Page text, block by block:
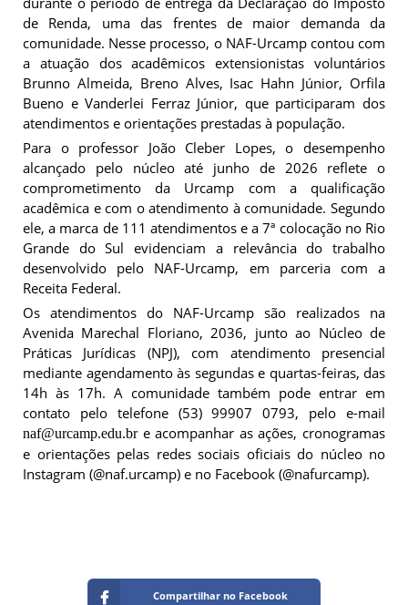
de Renda, uma das frentes de maior demanda da
comunidade. Nesse processo, o NAF-Urcamp contou com
a atuação dos acadêmicos extensionistas voluntários
Brunno Almeida, Breno Alves, Isac Hahn Júnior, Orfila
Bueno e Vanderlei Ferraz Júnior, que participaram dos
atendimentos e orientações prestadas à população.
Para o professor João Cleber Lopes, o desempenho
alcançado pelo núcleo até junho de 2026 reflete o
comprometimento da Urcamp com a qualificação
acadêmica e com o atendimento à comunidade. Segundo
ele, a marca de 111 atendimentos e a 7ª colocação no Rio
Grande do Sul evidenciam a relevância do trabalho
desenvolvido pelo NAF-Urcamp, em parceria com a
Receita Federal.
Os atendimentos do NAF-Urcamp são realizados na
Avenida Marechal Floriano, 2036, junto ao Núcleo de
Práticas Jurídicas (NPJ), com atendimento presencial
mediante agendamento às segundas e quartas-feiras, das
14h às 17h. A comunidade também pode entrar em
contato pelo telefone (53) 99907 0793, pelo e-mail
naf@urcamp.edu.br e acompanhar as ações, cronogramas
e orientações pelas redes sociais oficiais do núcleo no
Instagram (@naf.urcamp) e no Facebook (@nafurcamp).
Compartilhar no Facebook